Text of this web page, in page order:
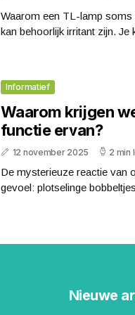
Waarom een TL-lamp soms
kan behoorlijk irritant zijn. Je
Informatief
Waarom krijgen
functie ervan?
12 november 2025 2 min
De mysterieuze reactie van
gevoel: plotselinge
Nieuwe